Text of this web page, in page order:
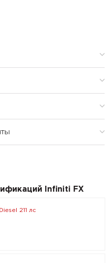
Infiniti FX
211 лс